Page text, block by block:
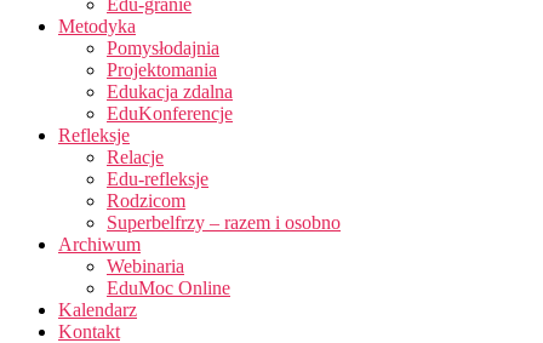
Edu-granie
Metodyka
Pomysłodajnia
Projektomania
Edukacja zdalna
EduKonferencje
Refleksje
Relacje
Edu-refleksje
Rodzicom
Superbelfrzy – razem i osobno
Archiwum
Webinaria
EduMoc Online
Kalendarz
Kontakt